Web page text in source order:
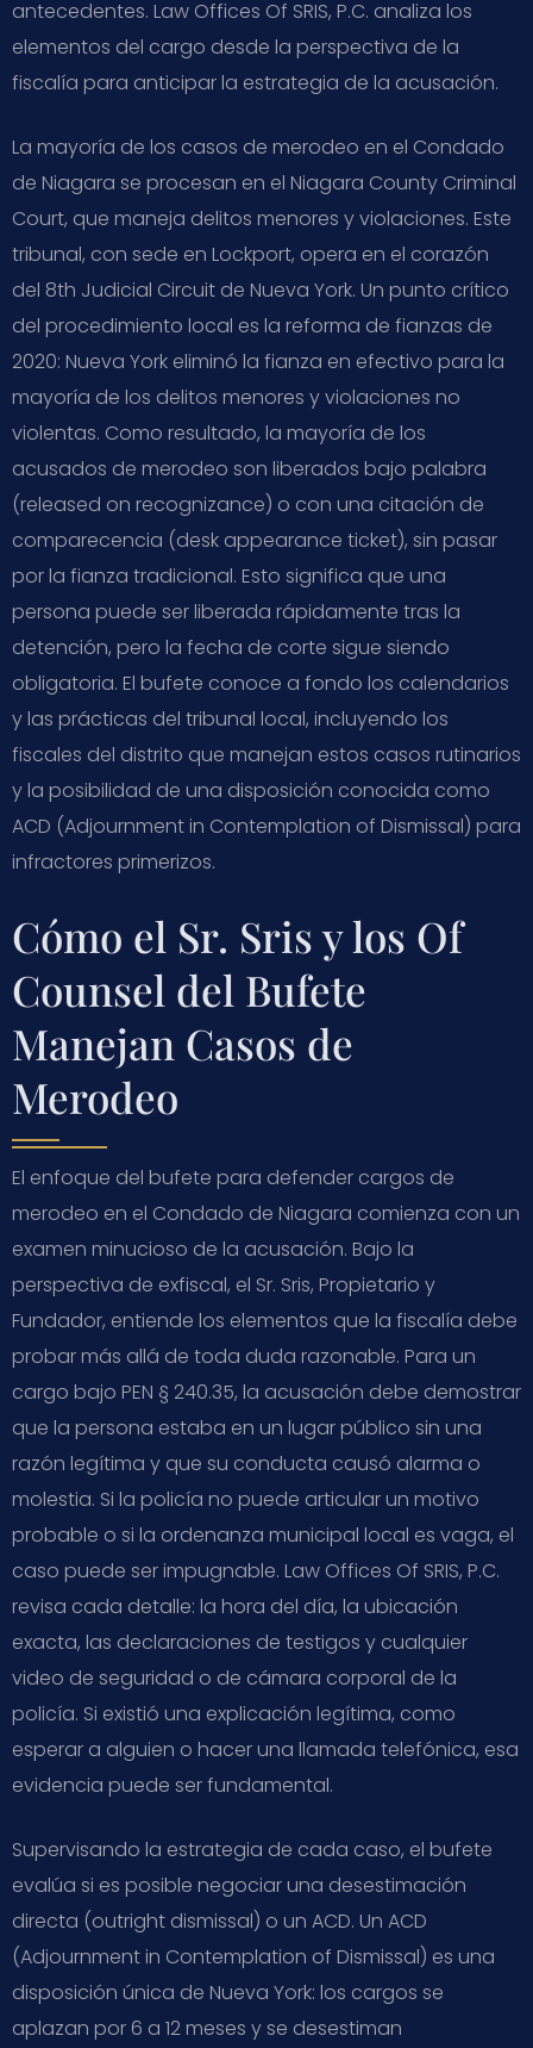
antecedentes. Law Offices Of SRIS, P.C. analiza los
elementos del cargo desde la perspectiva de la
fiscalía para anticipar la estrategia de la acusación.
La mayoría de los casos de merodeo en el Condado
de Niagara se procesan en el Niagara County Criminal
Court, que maneja delitos menores y violaciones. Este
tribunal, con sede en Lockport, opera en el corazón
del 8th Judicial Circuit de Nueva York. Un punto crítico
del procedimiento local es la reforma de fianzas de
2020: Nueva York eliminó la fianza en efectivo para la
mayoría de los delitos menores y violaciones no
violentas. Como resultado, la mayoría de los
acusados de merodeo son liberados bajo palabra
(released on recognizance) o con una citación de
comparecencia (desk appearance ticket), sin pasar
por la fianza tradicional. Esto significa que una
persona puede ser liberada rápidamente tras la
detención, pero la fecha de corte sigue siendo
obligatoria. El bufete conoce a fondo los calendarios
y las prácticas del tribunal local, incluyendo los
fiscales del distrito que manejan estos casos rutinarios
y la posibilidad de una disposición conocida como
ACD (Adjournment in Contemplation of Dismissal) para
infractores primerizos.
Cómo el Sr. Sris y los Of
Counsel del Bufete
Manejan Casos de
Merodeo
El enfoque del bufete para defender cargos de
merodeo en el Condado de Niagara comienza con un
examen minucioso de la acusación. Bajo la
perspectiva de exfiscal, el Sr. Sris, Propietario y
Fundador, entiende los elementos que la fiscalía debe
probar más allá de toda duda razonable. Para un
cargo bajo PEN § 240.35, la acusación debe demostrar
que la persona estaba en un lugar público sin una
razón legítima y que su conducta causó alarma o
molestia. Si la policía no puede articular un motivo
probable o si la ordenanza municipal local es vaga, el
caso puede ser impugnable. Law Offices Of SRIS, P.C.
revisa cada detalle: la hora del día, la ubicación
exacta, las declaraciones de testigos y cualquier
video de seguridad o de cámara corporal de la
policía. Si existió una explicación legítima, como
esperar a alguien o hacer una llamada telefónica, esa
evidencia puede ser fundamental.
Supervisando la estrategia de cada caso, el bufete
evalúa si es posible negociar una desestimación
directa (outright dismissal) o un ACD. Un ACD
(Adjournment in Contemplation of Dismissal) es una
disposición única de Nueva York: los cargos se
aplazan por 6 a 12 meses y se desestiman